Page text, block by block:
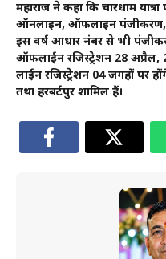
महाराज ने कहा कि चारधाम
ऑनलाइन, ऑफलाइन पंजीकरण,
इस वर्ष आधार नंबर से भी
ऑफलाईन रजिस्ट्रेशन 28 अप्रैल,
लाईन रजिस्ट्रेशन 04 जगहों पर
तथा हरबर्टपुर शामिल हैं।